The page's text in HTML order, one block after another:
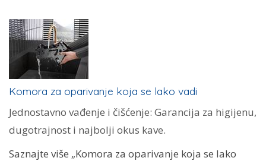
Komora za oparivanje koja se lako vadi
Jednostavno vađenje i čišćenje: Garancija za higijenu,
dugotrajnost i najbolji okus kave.
Saznajte više „Komora za oparivanje koja se lako